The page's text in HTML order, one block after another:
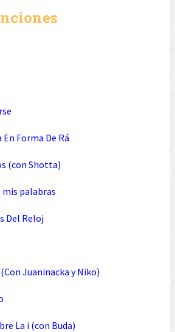
Forma De Rá
(con Shotta)
mis palabras
Del Reloj
Juaninacka y Niko)
La i (con Buda)